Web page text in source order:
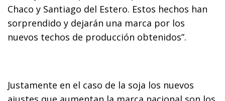
Chaco y Santiago del Estero. Estos hechos han
sorprendido y dejarán una marca por los
nuevos techos de producción obtenidos”.
Justamente en el caso de la soja los nuevos